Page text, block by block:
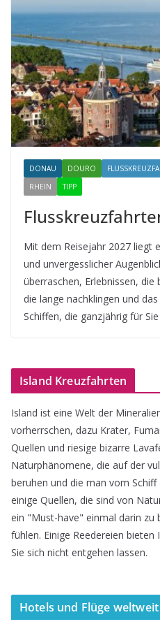
DONAU DOURO
RHEIN
TIPP
Mit dem Reisejahr 2027 liegt
und unvergesslicher
überraschen, Erlebnissen,
die lange nachklingen und
Schiffen, die ganzjährig für
Island Kreuzfahrten
Island ist eine Welt der
vorherrschen, dazu Krater,
Quellen und riesige bizarre
Naturphänomene, die auf der
beruhen und die man vom
einige Quellen, die sind von
ein "Must-have" einmal darin zu
fühlen. Einige Reedereien
Sie sich nicht entgehen lassen.
Hotels und Flüge